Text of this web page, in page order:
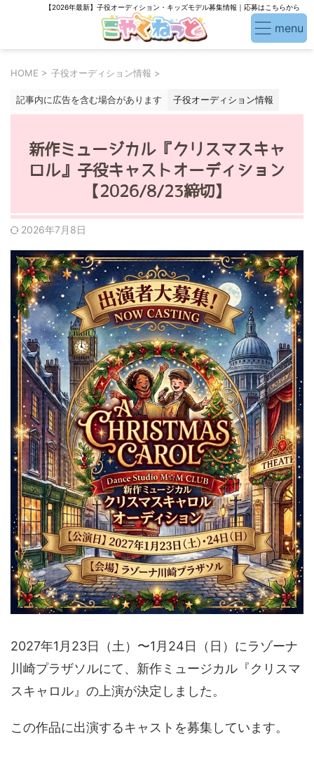
【2026年最新】子役オーディション・キッズモデル募集情報｜応募はこちらから
HOME > 子役オーディション情報 >
記事内に広告を含む場合があります 子役オーディション情報
新作ミュージカル『クリスマスキャ
ロル』子役キャストオーディション
【2026/8/23締切】
2026年7月8日
2027年1月23日（土）〜1月24日（日）にラゾーナ
川崎プラザソルにて、新作ミュージカル『クリスマ
スキャロル』の上演が決定しました。
この作品に出演するキャストを募集しています。